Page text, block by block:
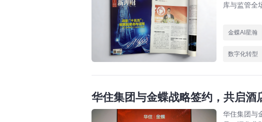
库与监管全
金蝶AI星瀚
数字化转型
华住集团与金蝶战略签约，共启
华住集团与